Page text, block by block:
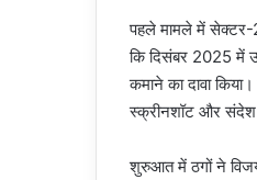
पहले मामले में सेक्टर-
कि दिसंबर 2025 में
कमाने का दावा
स्क्रीनशॉट और संदेश
शुरुआत में ठगों ने विजय